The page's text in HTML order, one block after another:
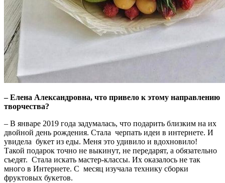
– Елена Александровна, что привело к этому направлению
творчества?
– В январе 2019 года задумалась, что подарить близким на их
двойной день рождения. Стала черпать идеи в интернете. И
увидела букет из еды. Меня это удивило и вдохновило!
Такой подарок точно не выкинут, не передарят, а обязательно
съедят. Стала искать мастер-классы. Их оказалось не так
много в Интернете. С месяц изучала технику сборки
фруктовых букетов.